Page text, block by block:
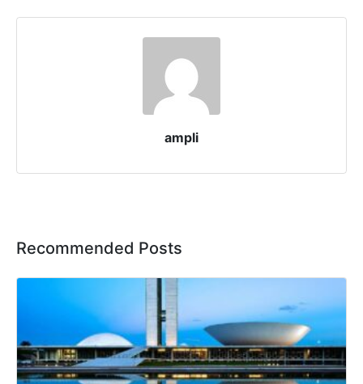
ampli
Recommended Posts